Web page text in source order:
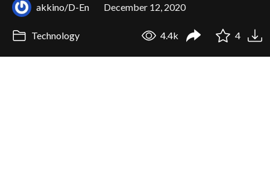
akkino/D-En December 12, 2020
Technology 4.4k 4